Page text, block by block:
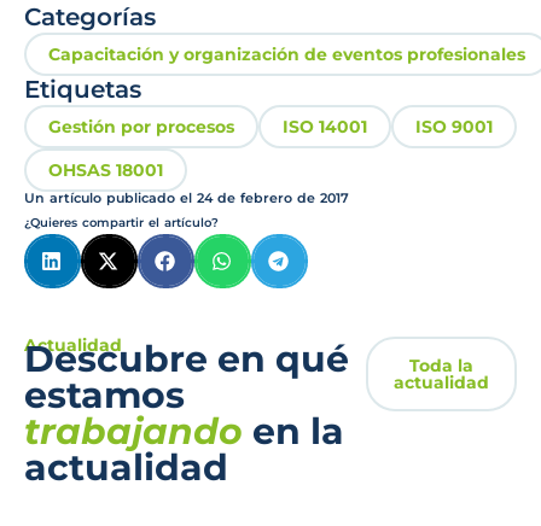
Categorías
Capacitación y organización de eventos profesionales
Etiquetas
Gestión por procesos ISO 14001
ISO 9001
OHSAS 18001
Un artículo publicado el 24 de febrero de 2017
¿Quieres compartir el artículo?
Actualidad
Descubre en qué
estamos
trabajando en la
actualidad
Toda la
actualidad